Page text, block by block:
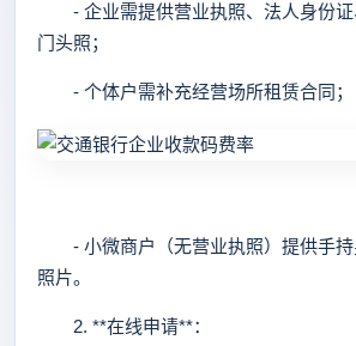
- 企业需提供营业执照、法人身份证
门头照；
- 个体户需补充经营场所租赁合同；
- 小微商户（无营业执照）提供手持
照片。
2. **在线申请**：